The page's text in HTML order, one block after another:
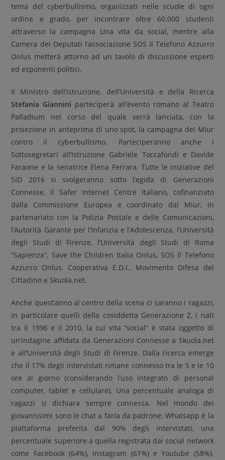
tema del cyberbullismo, organizzati nelle scuole di ogni
ordine e grado, per incontrare oltre 60.000 studenti
attraverso la campagna Una vita da social, mentre alla
Camera dei Deputati l’associazione SOS Il Telefono Azzurro
Onlus metterà attorno ad un tavolo di discussione esperti
ed esponenti politici.
Il Ministro dell’Istruzione, dell’Università e della Ricerca
Stefania Giannini parteciperà all’evento romano al Teatro
Palladium nel corso del quale verrà lanciata, con la
proiezione in anteprima di uno spot, la campagna del Miur
contro il cyberbullismo. Parteciperanno anche i
Sottosegretari all’Istruzione Gabriele Toccafondi e Davide
Faraone e la senatrice Elena Ferrara. Tutte le iniziative del
SID 2016 si svolgeranno sotto l’egida di Generazioni
Connesse, il Safer Internet Centre Italiano, cofinanziato
dalla Commissione Europea e coordinato dal Miur, in
partenariato con la Polizia Postale e delle Comunicazioni,
l’Autorità Garante per l’Infanzia e l’Adolescenza, l’Università
degli Studi di Firenze, l’Università degli Studi di Roma
“Sapienza”, Save the Children Italia Onlus, SOS Il Telefono
Azzurro Onlus, Cooperativa E.D.I., Movimento Difesa del
Cittadino e Skuola.net.
Anche quest’anno al centro della scena ci saranno i ragazzi,
in particolare quelli della cosiddetta Generazione Z, i nati
tra il 1996 e il 2010, la cui vita “social” è stata oggetto di
un’indagine affidata da Generazioni Connesse a Skuola.net
e all’Università degli Studi di Firenze. Dalla ricerca emerge
che il 17% degli intervistati rimane connesso tra le 5 e le 10
ore al giorno (considerando l’uso integrato di personal
computer, tablet e cellulare). Una percentuale analoga di
ragazzi si dichiara sempre connessa. Nel mondo dei
giovanissimi sono le chat a farla da padrone: Whatsapp è la
piattaforma preferita dal 90% degli intervistati, una
percentuale superiore a quella registrata dai social network
come Facebook (64%), Instagram (61%) e Youtube (58%).